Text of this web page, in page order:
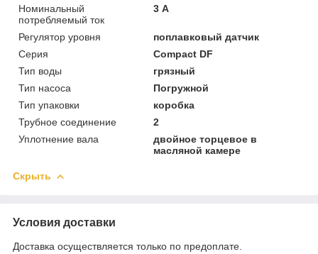
Номинальный
потребляемый ток
3 А
Регулятор уровня
поплавковый датчик
Серия
Compact DF
Тип воды
грязный
Тип насоса
Погружной
Тип упаковки
коробка
Трубное соединение
2
Уплотнение вала
двойное торцевое в
масляной камере
Скрыть
Условия доставки
Доставка осуществляется только по предоплате.